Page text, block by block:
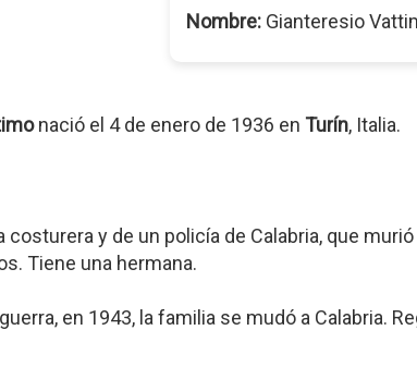
Nombre: Gianteresio
nació el 4 de enero de 1936 en Turín, Italia.
costurera y de un policía de Calabria, que
Tiene una hermana.
en 1943, la familia se mudó a Calabria.